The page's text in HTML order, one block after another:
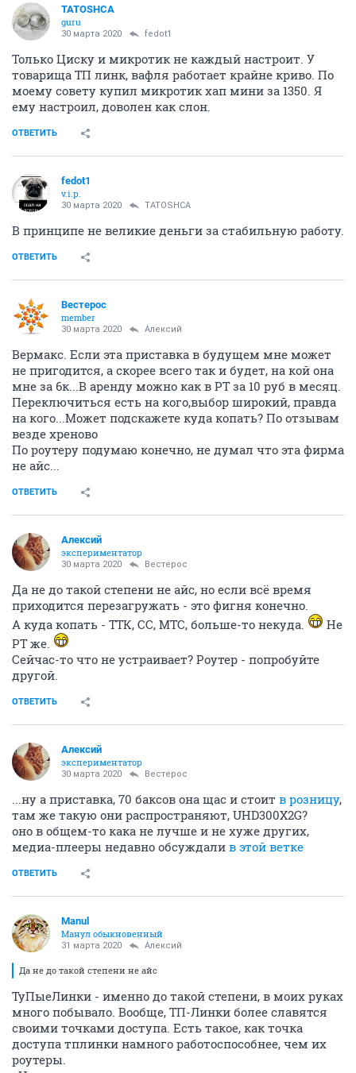
TATOSHCA
guru
30 марта 2020 fedot1
Только Циску и микротик не каждый настроит. У
товарища ТП линк, вафля работает крайне криво. По
моему совету купил микротик хап мини за 1350. Я
ему настроил, доволен как слон.
ОТВЕТИТЬ
fedot1
v.i.p.
30 марта 2020 TATOSHCA
В принципе не великие деньги за стабильную работу.
ОТВЕТИТЬ
Вестерос
member
30 марта 2020 Алексий
Вермакс. Если эта приставка в будущем мне может
не пригодится, а скорее всего так и будет, на кой она
мне за 6к...В аренду можно как в РТ за 10 руб в месяц.
Переключиться есть на кого,выбор широкий, правда
на кого...Может подскажете куда копать? По отзывам
везде хреново
По роутеру подумаю конечно, не думал что эта фирма
не айс...
ОТВЕТИТЬ
Алексий
экспериментатор
30 марта 2020 Вестерос
Да не до такой степени не айс, но если всё время
приходится перезагружать - это фигня конечно.
А куда копать - ТТК, СС, МТС, больше-то некуда.
Не
РТ же.
Сейчас-то что не устраивает? Роутер - попробуйте
другой.
ОТВЕТИТЬ
Алексий
экспериментатор
30 марта 2020 Вестерос
...ну а приставка, 70 баксов она щас и стоит в розницу,
там же такую они распространяют, UHD300X2G?
оно в общем-то кака не лучше и не хуже других,
медиа-плееры недавно обсуждали в этой ветке
ОТВЕТИТЬ
Manul
Манул обыкновенный
31 марта 2020 Алексий
Да не до такой степени не айс
ТуПыеЛинки - именно до такой степени, в моих руках
много побывало. Вообще, ТП-Линки более славятся
своими точками доступа. Есть такое, как точка
доступа тплинки намного работоспособнее, чем их
роутеры.